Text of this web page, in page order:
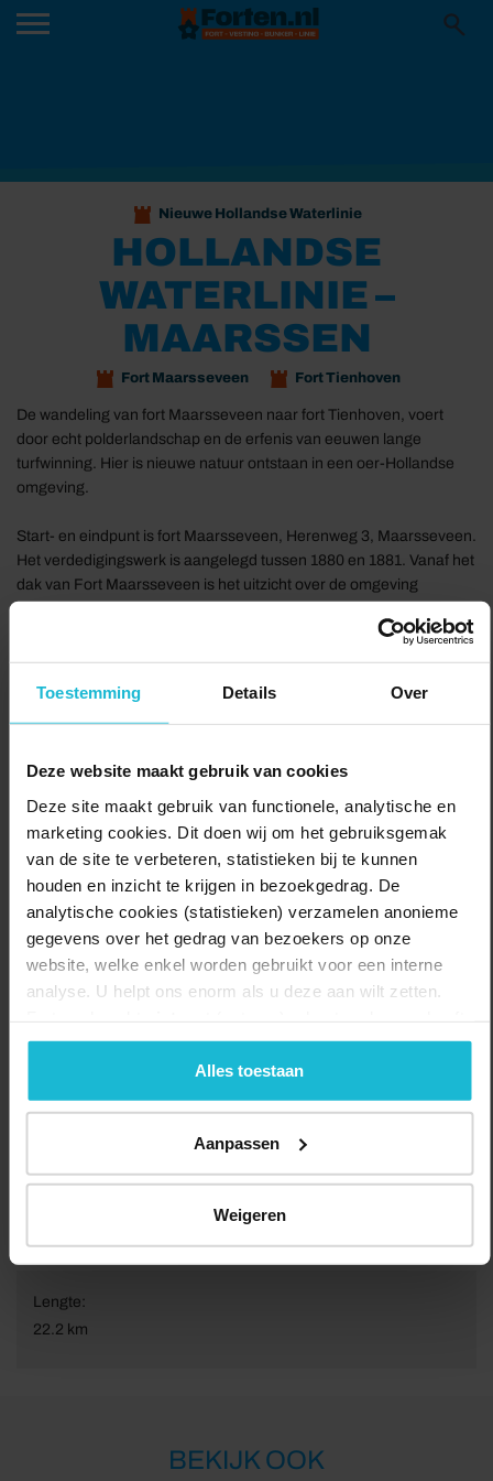
Toestemming Details Over
Deze website maakt gebruik van cookies
Deze site maakt gebruik van functionele, analytische en
marketing cookies. Dit doen wij om het gebruiksgemak
van de site te verbeteren, statistieken bij te kunnen
houden en inzicht te krijgen in bezoekgedrag. De
analytische cookies (statistieken) verzamelen anonieme
gegevens over het gedrag van bezoekers op onze
website, welke enkel worden gebruikt voor een interne
analyse. U helpt ons enorm als u deze aan wilt zetten.
geen commerciële doelstelling. U kunt deze cookies via
de knoppen accepteren, beheren of weigeren.
Alles toestaan
Aanpassen
Weigeren
Nieuwe Hollandse Waterlinie
HOLLANDSE
WATERLINIE –
MAARSSEN
Fort Maarsseveen Fort Tienhoven
De wandeling van fort Maarsseveen naar fort Tienhoven, voert
door echt polderlandschap en de erfenis van eeuwen lange
turfwinning. Hier is nieuwe natuur ontstaan in een oer-Hollandse
omgeving.
Start- en eindpunt is fort Maarsseveen, Herenweg 3, Maarsseveen.
Het verdedigingswerk is aangelegd tussen 1880 en 1881. Vanaf het
dak van Fort Maarsseveen is het uitzicht over de omgeving
oosten de bosschages en waterpartijen van de Maarsseveense
Het Werk bij Maarsseveen, zoals Fort Maarsseveen officieel wordt
genoemd, maakt deel uit van de Nieuwe Hollandse Waterlinie, een
snijdt.
LET OP: honden zijn op deze route niet toegestaan.
Naar de route Delen:
Lengte:
22.2 km
BEKIJK OOK